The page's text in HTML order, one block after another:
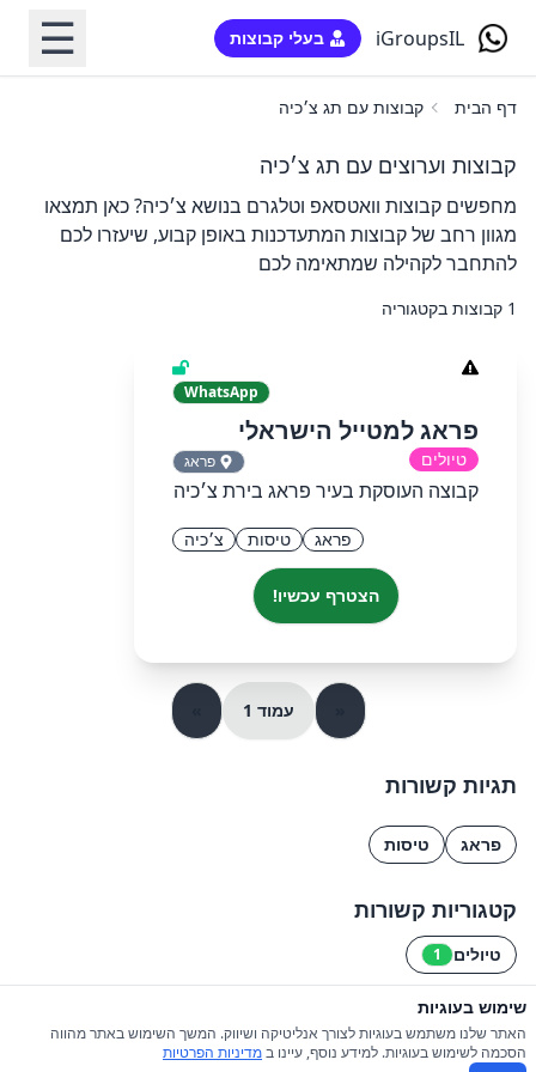
iGroupsIL בעלי קבוצות ☰
דף הבית קבוצות עם תג צ׳כיה
קבוצות וערוצים עם תג צ׳כיה
מחפשים קבוצות וואטסאפ וטלגרם בנושא צ׳כיה? כאן תמצאו
מגוון רחב של קבוצות המתעדכנות באופן קבוע, שיעזרו לכם
להתחבר לקהילה שמתאימה לכם
1 קבוצות בקטגוריה
WhatsApp
פראג למטייל הישראלי
טיולים פראג
קבוצה העוסקת בעיר פראג בירת צ׳כיה
פראג טיסות צ׳כיה
הצטרף עכשיו!
עמוד 1
תגיות קשורות
פראג טיסות
קטגוריות קשורות
טיולים 1
© 2026 כל הזכויות שמורות ל-iGroupsIL
שימוש בעוגיות
האתר שלנו משתמש בעוגיות לצורך אנליטיקה ושיווק. המשך השימוש באתר מהווה
הסכמה לשימוש בעוגיות. למידע נוסף, עיינו במדיניות הפרטיות